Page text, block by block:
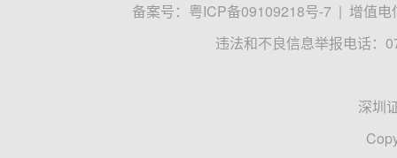
备案号： 粤ICP备09109218号-7 | 增值电
违法和不良信息举报电话：
深圳